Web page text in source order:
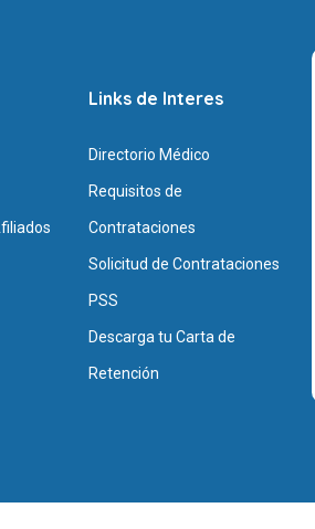
Links de Interes
Directorio Médico
Requisitos de
Contrataciones
Solicitud de Contrataciones
PSS
Descarga tu Carta de
Retención